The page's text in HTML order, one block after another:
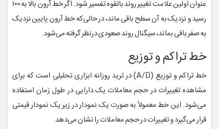
عنوان اولین علامت تغییر روند بالقوه تفسیر شود. اگر خط آرون بالا به ۱۰۰
رسید و نزدیک به آن سطح باقی ماند، در حالی‌که خط آرون پایین نزدیک
به صفر باقی بماند، سیگنال روند صعودی درنظر گرفته می‌شود.
خط تراکم و توزیع
خط تراکم و توزیع (A/D) در ترید روزانه ابزاری تحلیلی است که برای
مشاهده تغییرات در حجم معاملات یک دارایی در طول زمان استفاده
می‌شود. این خط معمولاً به صورت یک نمودار در زیر یک نمودار قیمتی
قرار می‌گیرد و تغییرات در حجم معاملات را نشان می‌دهد.